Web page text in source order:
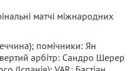
матчі міжнародних
помічники: Ян
арбітр: Сандро Шерер